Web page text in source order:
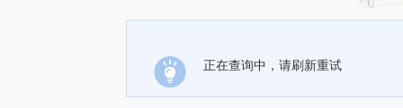
正在查询中，请刷新重试